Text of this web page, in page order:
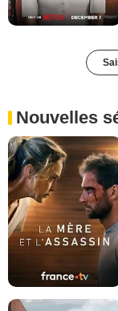
Nouvelles